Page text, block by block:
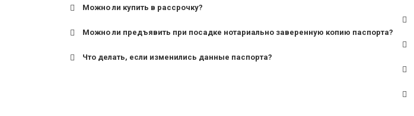
Можно ли купить в рассрочку?
Можно ли предъявить при посадке нотариально заверенную копию паспорта?
Что делать, если изменились данные паспорта?